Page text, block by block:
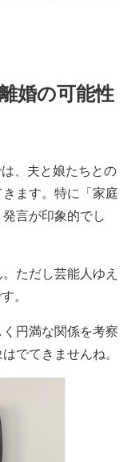
婚の可能性
、夫と娘たちとの
ます。特に 「家庭
言が印象的でし
ただし芸能人ゆえ
。
円満な関係を考察
でてきませんね。